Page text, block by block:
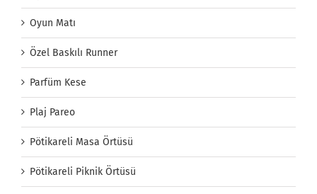
Oyun Matı
Özel Baskılı Runner
Parfüm Kese
Plaj Pareo
Pötikareli Masa Örtüsü
Pötikareli Piknik Örtüsü